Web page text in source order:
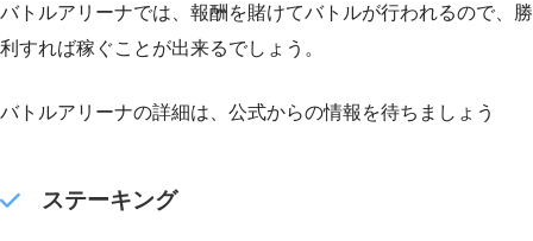
バトルアリーナでは、報酬を賭けてバトルが行われるので、勝
利すれば稼ぐことが出来るでしょう。
バトルアリーナの詳細は、公式からの情報を待ちましょう
ステーキング